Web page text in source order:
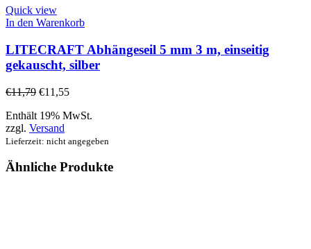
Quick view
In den Warenkorb
LITECRAFT Abhängeseil 5 mm 3 m, einseitig
gekauscht, silber
€11,79 €11,55
Enthält 19% MwSt.
zzgl. Versand
Lieferzeit: nicht angegeben
Ähnliche Produkte